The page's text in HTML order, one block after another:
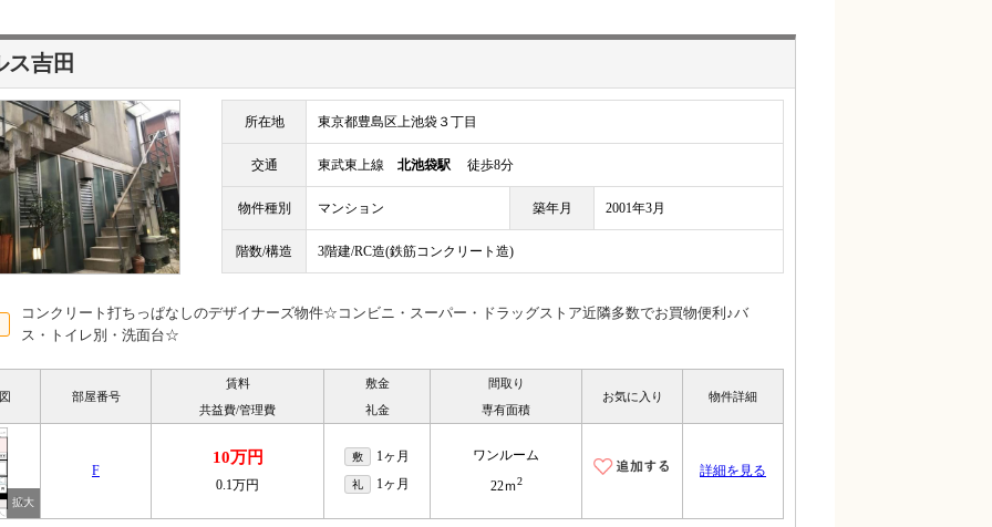
ス吉田
所在地 東京都豊島区上池袋３丁目
交通 東武東上線 北池袋駅 徒歩8分
物件種別 マンション 築年月 2001年3月
階数/構造 3階建/RC造(鉄筋コンクリート造)
コンクリート打ちっぱなしのデザイナーズ物件☆コンビニ・スーパー・ドラッグストア近隣多数でお買物便利♪バ
ス・トイレ別・洗面台☆
部屋番号
賃料
共益費/管理費
敷金
礼金
間取り
専有面積
お気に入り 物件詳細
F
10万円
0.1万円
敷 1ヶ月
礼 1ヶ月
ワンルーム
22ｍ2
詳細を見る